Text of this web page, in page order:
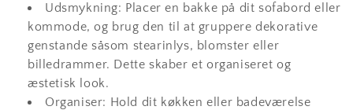
Udsmykning: Placer en bakke på dit sofabord eller
kommode, og brug den til at gruppere dekorative
genstande såsom stearinlys, blomster eller
billedrammer. Dette skaber et organiseret og
æstetisk look.
Organiser: Hold dit køkken eller badeværelse